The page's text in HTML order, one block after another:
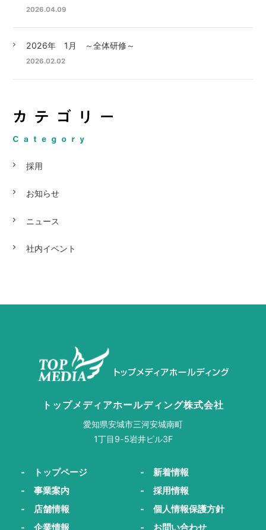
2026.04.09
2026年 1月 ～全体研修～
2026.02.02
採用
お知らせ
ニュース
社内イベント
トップメディアホールディング株式会社
愛知県安城市三河安城南町
1丁目9-5岩井ビル3F
- トップページ
- 事業案内
- 店舗情報
- 企業情報
- 新着情報
- 採用情報
- 個人情報保護方針
- お問い合わせ